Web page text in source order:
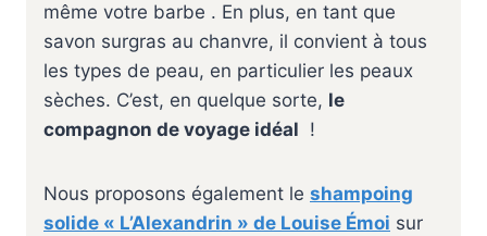
même votre barbe . En plus, en tant que
savon surgras au chanvre, il convient à tous
les types de peau, en particulier les peaux
sèches. C’est, en quelque sorte, le
compagnon de voyage idéal !
Nous proposons également le shampoing
solide « L’Alexandrin » de Louise Émoi sur